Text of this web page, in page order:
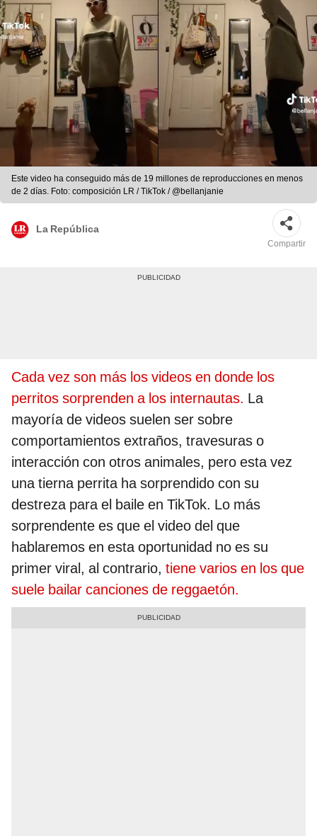
Este video ha conseguido más de 19 millones de reproducciones en menos
de 2 días. Foto: composición LR / TikTok / @bellanjanie
La República
Compartir
Cada vez son más los videos en donde los
perritos sorprenden a los internautas. La
mayoría de videos suelen ser sobre
comportamientos extraños, travesuras o
interacción con otros animales, pero esta vez
una tierna perrita ha sorprendido con su
destreza para el baile en TikTok. Lo más
sorprendente es que el video del que
hablaremos en esta oportunidad no es su
primer viral, al contrario, tiene varios en los que
suele bailar canciones de reggaetón.